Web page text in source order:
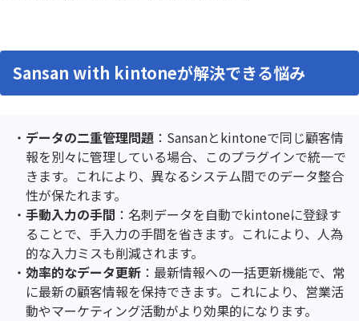
Sansan with kintoneが解決できる悩み
データの二重管理問題 ：Sansanとkintoneで同じ顧客情
報を別々に管理している場合、このプラグインで統一で
きます。これにより、異なるシステム間でのデータ整合
性が保たれます。
手動入力の手間 ：名刺データを自動でkintoneに登録す
ることで、手入力の手間を省きます。これにより、人為
的な入力ミスも削減されます。
効率的なデータ更新 ：最新情報への一括更新機能で、常
に最新の顧客情報を保持できます。これにより、営業活
動やマーケティング活動がより効果的になります。